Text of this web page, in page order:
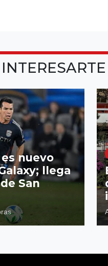
nuevo
llega
San